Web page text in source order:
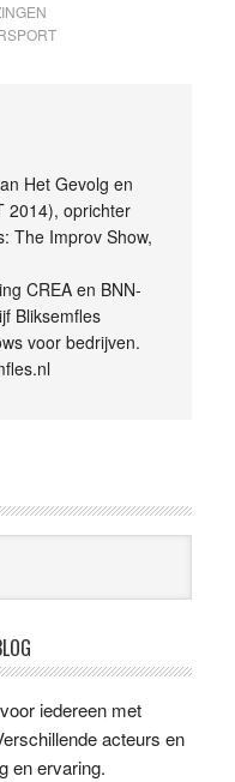
Het Gevolg en
2014), oprichter
The Improv Show,
CREA en BNN-
Bliksemfles
voor bedrijven.
iedereen met
acteurs en
en ervaring.